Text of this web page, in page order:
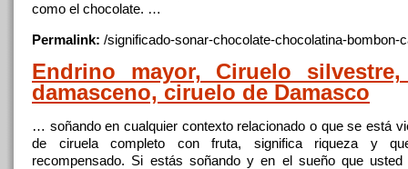
como el chocolate. …
Permalink: /significado-sonar-chocolate-chocolatina-bombon-
Endrino mayor, Ciruelo
damasceno, ciruelo de Damasco
… soñando en cualquier contexto relacionado o que se está
de ciruela completo con fruta, significa riqueza y
recompensado. Si estás soñando y en el sueño que